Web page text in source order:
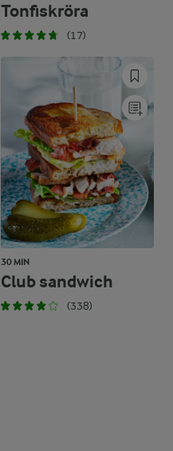
Tonfiskröra
(17)
30 MIN
Club sandwich
(338)